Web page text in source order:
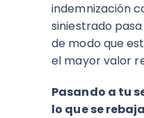
indemnización
siniestrado pasa
de modo que
el mayor valor
Pasando a tu
lo que se